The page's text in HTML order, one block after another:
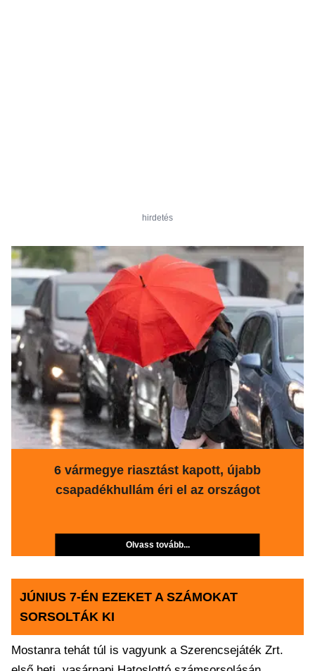
hirdetés
6 vármegye riasztást kapott, újabb
csapadékhullám éri el az országot
Olvass tovább...
JÚNIUS 7-ÉN EZEKET A SZÁMOKAT
SORSOLTÁK KI
Mostanra tehát túl is vagyunk a Szerencsejáték Zrt.